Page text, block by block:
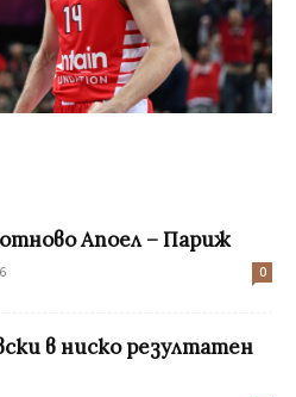
Апоел – Париж
0
в ниско резултатен